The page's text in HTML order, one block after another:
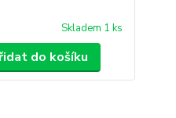
Skladem 1 ks
do košíku